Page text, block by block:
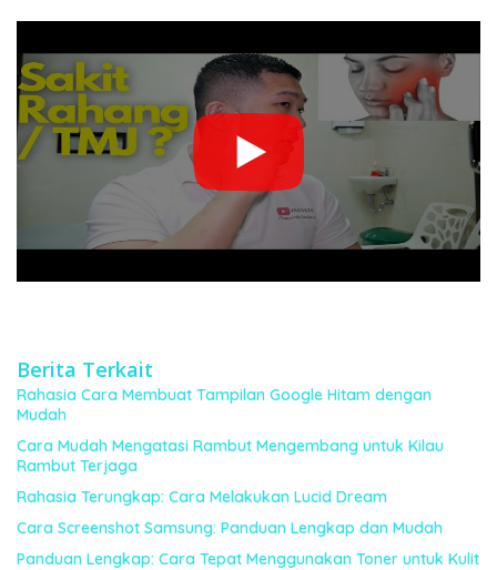
Berita Terkait
Rahasia Cara Membuat Tampilan Google Hitam dengan
Mudah
Cara Mudah Mengatasi Rambut Mengembang untuk Kilau
Rambut Terjaga
Rahasia Terungkap: Cara Melakukan Lucid Dream
Cara Screenshot Samsung: Panduan Lengkap dan Mudah
Panduan Lengkap: Cara Tepat Menggunakan Toner untuk Kulit